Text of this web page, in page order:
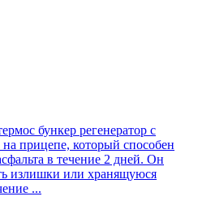
бункер регенератор с
прицепе, который способен
в течение 2 дней. Он
излишки или хранящуюся
...